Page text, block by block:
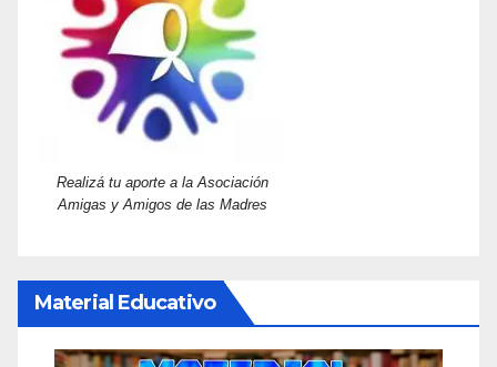
Realizá tu aporte a la Asociación
Amigas y Amigos de las Madres
Material Educativo